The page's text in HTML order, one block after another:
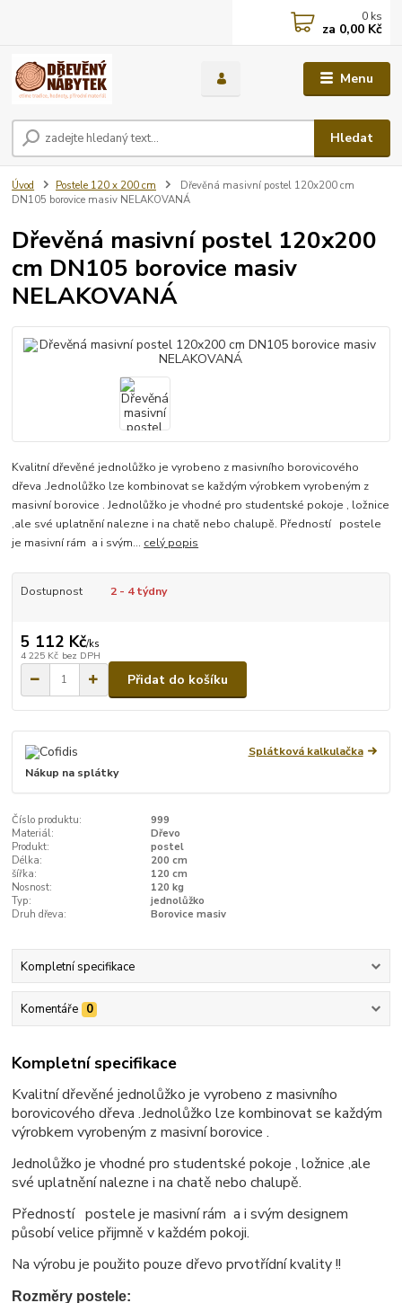
Menu
Hledat
0 ks
za 0,00 Kč
Úvod Postele 120 x 200 cm
Dřevěná masivní postel 120x200 cm
DN105 borovice masiv NELAKOVANÁ
Dřevěná masivní postel 120x200
cm DN105 borovice masiv
NELAKOVANÁ
Kvalitní dřevěné jednolůžko je vyrobeno z masivního borovicového
dřeva .Jednolůžko lze kombinovat se každým výrobkem vyrobeným z
masivní borovice . Jednolůžko je vhodné pro studentské pokoje , ložnice
,ale své uplatnění nalezne i na chatě nebo chalupě. Předností postele
je masivní rám a i svým... celý popis
Dostupnost 2 - 4 týdny
5 112 Kč/ks
4 225 Kč bez DPH
Přidat do košíku
Splátková kalkulačka
Nákup na splátky
Číslo produktu:
999
Materiál:
Dřevo
Produkt:
postel
Délka:
200 cm
šířka:
120 cm
Nosnost:
120 kg
Typ:
jednolůžko
Druh dřeva:
Borovice masiv
Kompletní specifikace
Komentáře 0
Kompletní specifikace
Kvalitní dřevěné jednolůžko je vyrobeno z masivního
borovicového dřeva .Jednolůžko lze kombinovat se každým
výrobkem vyrobeným z masivní borovice .
Jednolůžko je vhodné pro studentské pokoje , ložnice ,ale
své uplatnění nalezne i na chatě nebo chalupě.
Předností postele je masivní rám a i svým designem
působí velice přijmně v každém pokoji.
Na výrobu je použito pouze dřevo prvotřídní kvality !!
Rozměry postele: